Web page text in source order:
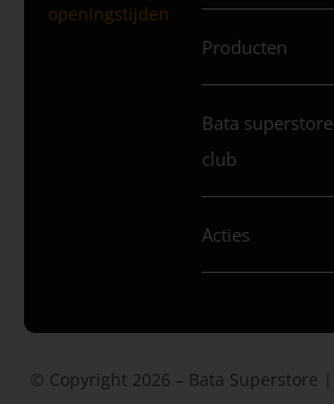
openingstijden
Producten
Bata superstore
club
Acties
© Copyright 2026 – Bata Superstore